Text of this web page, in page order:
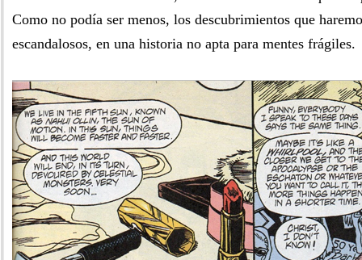
Como no podía ser menos, los descubrimientos que
escandalosos, en una historia no apta para mentes frágiles.